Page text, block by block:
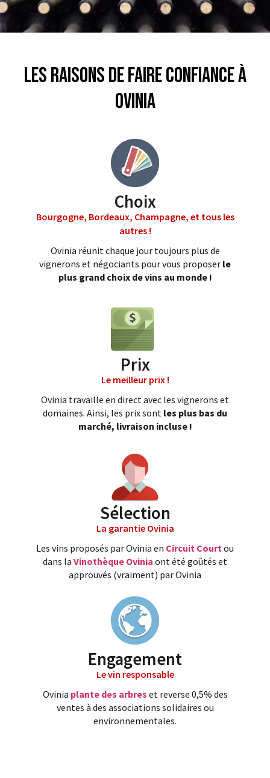
Les raisons de faire confiance à
Ovinia
Choix
Bourgogne, Bordeaux, Champagne, et tous les
autres !
Ovinia réunit chaque jour toujours plus de
vignerons et négociants pour vous proposer le
plus grand choix de vins au monde !
Prix
Le meilleur prix !
Ovinia travaille en direct avec les vignerons et
domaines. Ainsi, les prix sont les plus bas du
marché, livraison incluse !
Sélection
La garantie Ovinia
Les vins proposés par Ovinia en Circuit Courtou
dans la Vinothèque Ovinia ont été goûtés et
approuvés (vraiment) par Ovinia
Engagement
Le vin responsable
Ovinia plante des arbres et reverse 0,5% des
ventes à des associations solidaires ou
environnementales.